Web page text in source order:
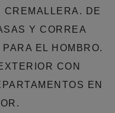
CREMALLERA. DE
Y CORREA
EL HOMBRO.
CON
EN